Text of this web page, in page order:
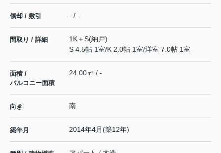
償却 / 敷引 - / -
間取り / 詳細
1K＋S(納戸)
S 4.5帖 1室/K 2.0帖 1室/洋室 7.0帖 1室
面積 /
バルコニー面積
24.00㎡ / -
向き 南
築年月 2014年4月(築12年)